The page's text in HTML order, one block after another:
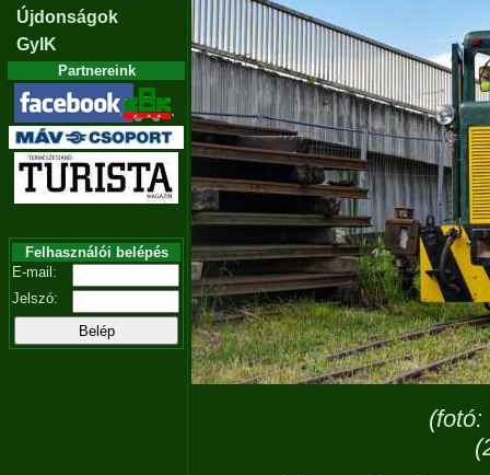
Újdonságok
GyIK
Partnereink
Felhasználói belépés
E-mail:
Jelszó:
(fotó: